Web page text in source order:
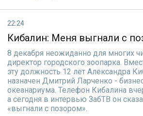
22:24
Кибалин: Меня выгнали с
8 декабря неожиданно для многих
директор городского зоопарка.
эту должность 12 лет Александра
назначен Дмитрий Ларченко -
океанариума. Телефон Кибалина
а сегодня в интервью ЗабТВ он
«выгнали с позором».